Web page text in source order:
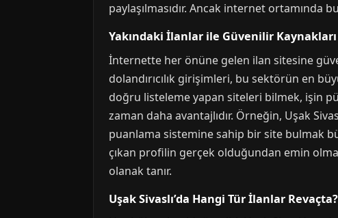
paylaşılmasıdır. Ancak internet
Yakındaki İlanlar ile Güvenilir
İnternette her önüne gelen ilan sitesine
dolandırıcılık girişimleri, bu sektörün en
doğru listeleme yapan siteleri bilmek, işin
zaman daha avantajlıdır. Örneğin, Uşak
puanlama sistemine sahip bir site bulmak
çıkan profilin gerçek olduğundan emin
olanak tanır.
Uşak Sivaslı’da Hangi Tür İlanlar Revaçta?